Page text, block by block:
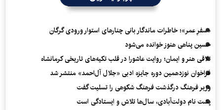
«سفرِ عمر»؛ خاطرات ماندگار بانی چنارهای استوار ورودی گرگان
حسین پناهی هنوز خوانده می‌شود
تلاقی هنر و ایمان؛ روایت عاشورا در قلب تکیه‌های تاریخی کرمانشاه
فراخوان نوزدهمین دوره جایزه ادبی «جلال آل‌احمد» منتشر شد
وزیر فرهنگ درگذشت فرهنگ شکوهی را تسلیت گفت
پشت نام دولت‌آبادی، سال‌ها تلاش و ایستادگی است